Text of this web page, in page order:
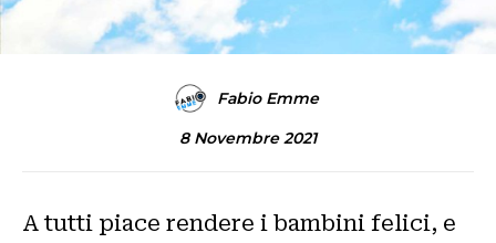
Fabio Emme
8 Novembre 2021
A tutti piace rendere i bambini felici, e